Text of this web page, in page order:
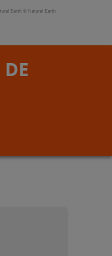
Earth © Natural Earth